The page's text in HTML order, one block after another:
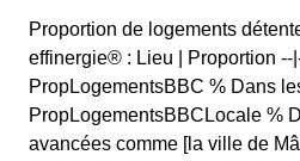
Proportion de logements
effinergie® : Lieu | Proportion --
PropLogementsBBC % Dans
PropLogementsBBCLocale %
avancées comme [la ville de